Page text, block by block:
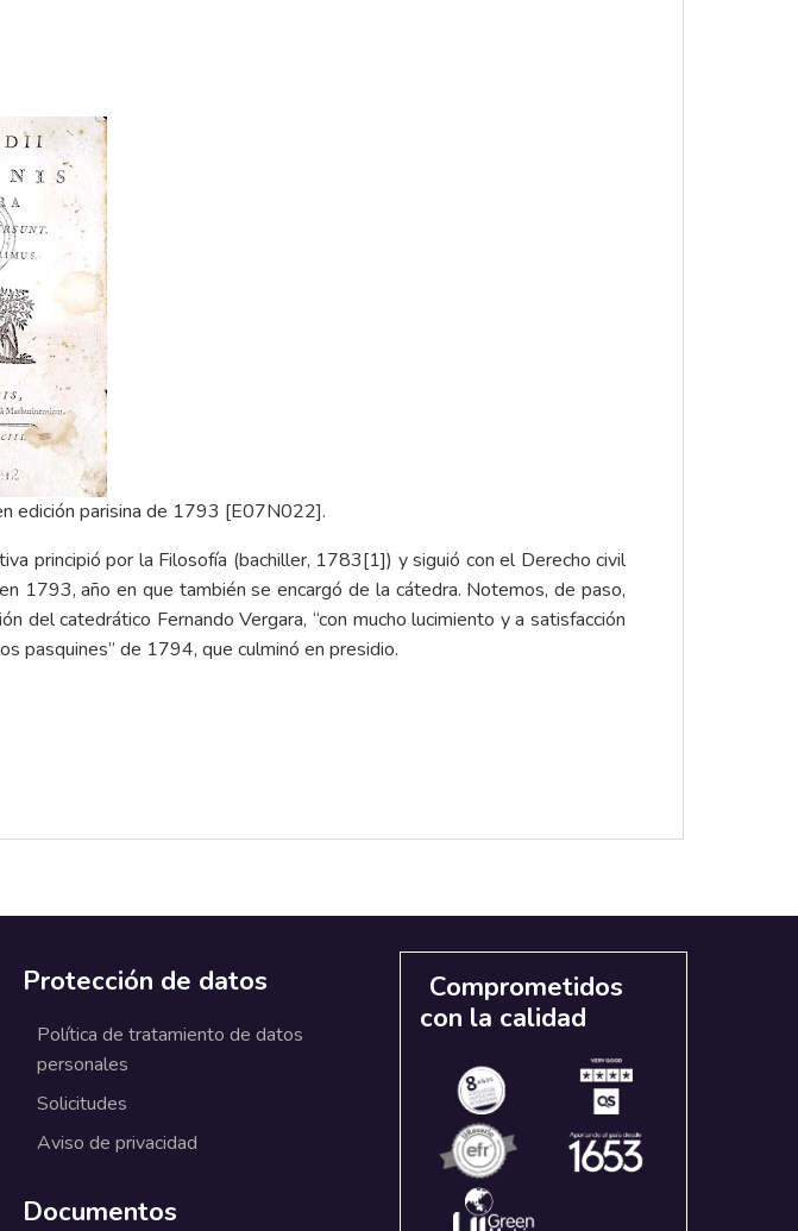
edición parisina de 1793 [E07N022].
principió por la Filosofía (bachiller, 1783[1]) y siguió con el Derecho civil
1793, año en que también se encargó de la cátedra. Notemos, de paso,
del catedrático Fernando Vergara, “con mucho lucimiento y a satisfacción
pasquines” de 1794, que culminó en presidio.
Protección de datos
Política de tratamiento de datos
personales
Solicitudes
Aviso de privacidad
Documentos
Comprometidos
con la calidad